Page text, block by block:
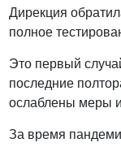
Дирекция
полное
Это первый
последние
ослаблены меры
За время